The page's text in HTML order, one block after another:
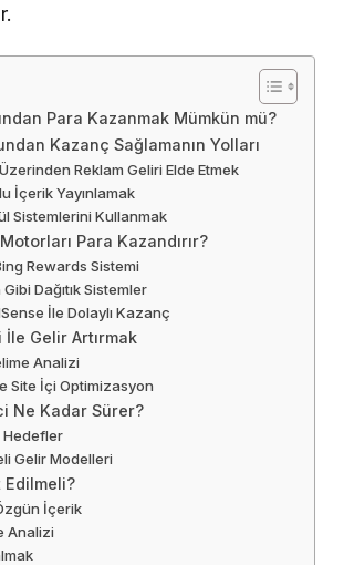
Para Kazanmak Mümkün mü?
Kazanç Sağlamanın Yolları
Reklam Geliri Elde Etmek
İçerik Yayınlamak
Sistemlerini Kullanmak
Para Kazandırır?
Rewards Sistemi
Dağıtık Sistemler
İle Dolaylı Kazanç
İle Gelir Artırmak
Analizi
Site İçi Optimizasyon
Ne Kadar Sürer?
Hedefler
Gelir Modelleri
Edilmeli?
İçerik
Analizi